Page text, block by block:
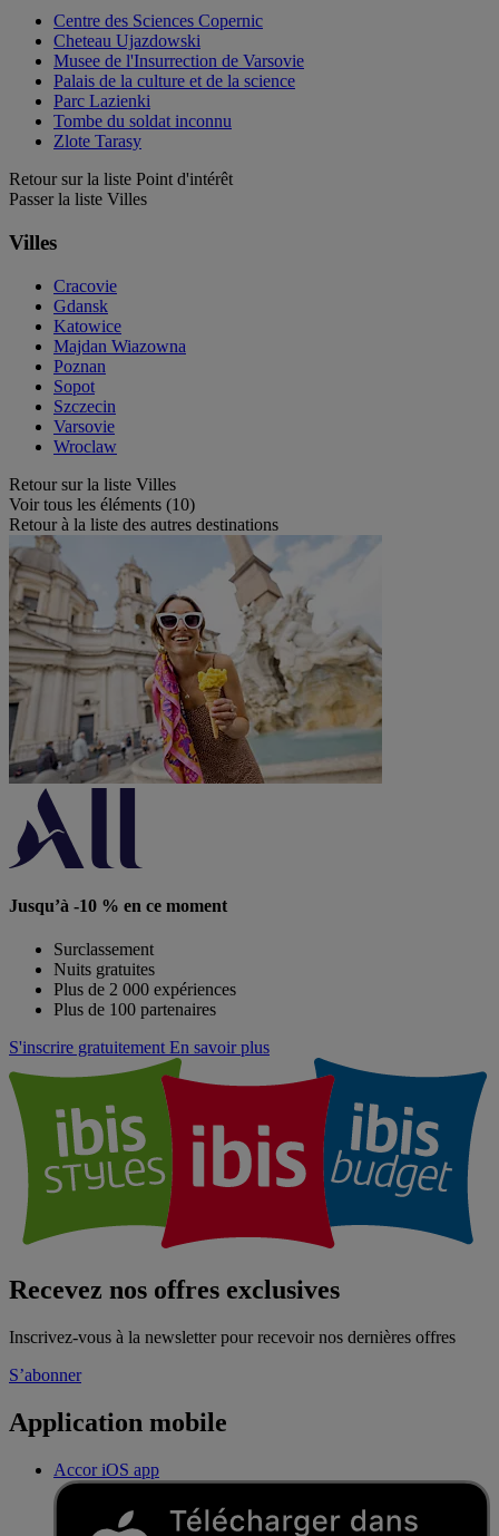
Centre des Sciences Copernic
Cheteau Ujazdowski
Musee de l'Insurrection de Varsovie
Palais de la culture et de la science
Parc Lazienki
Tombe du soldat inconnu
Zlote Tarasy
Retour sur la liste Point d'intérêt
Passer la liste Villes
Villes
Cracovie
Gdansk
Katowice
Majdan Wiazowna
Poznan
Sopot
Szczecin
Varsovie
Wroclaw
Retour sur la liste Villes
Voir tous les éléments (10)
Retour à la liste des autres destinations
Jusqu’à -10 % en ce moment
Surclassement
Nuits gratuites
Plus de 2 000 expériences
Plus de 100 partenaires
S'inscrire gratuitement En savoir plus
Recevez nos offres exclusives
Inscrivez-vous à la newsletter pour recevoir nos dernières offres
S’abonner
Application mobile
Accor iOS app